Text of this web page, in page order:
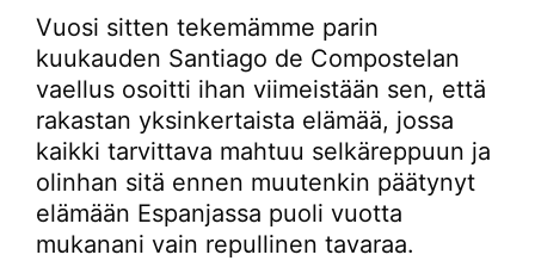
Vuosi sitten tekemämme parin
kuukauden Santiago de Compostelan
vaellus osoitti ihan viimeistään sen, että
rakastan yksinkertaista elämää, jossa
kaikki tarvittava mahtuu selkäreppuun ja
olinhan sitä ennen muutenkin päätynyt
elämään Espanjassa puoli vuotta
mukanani vain repullinen tavaraa.